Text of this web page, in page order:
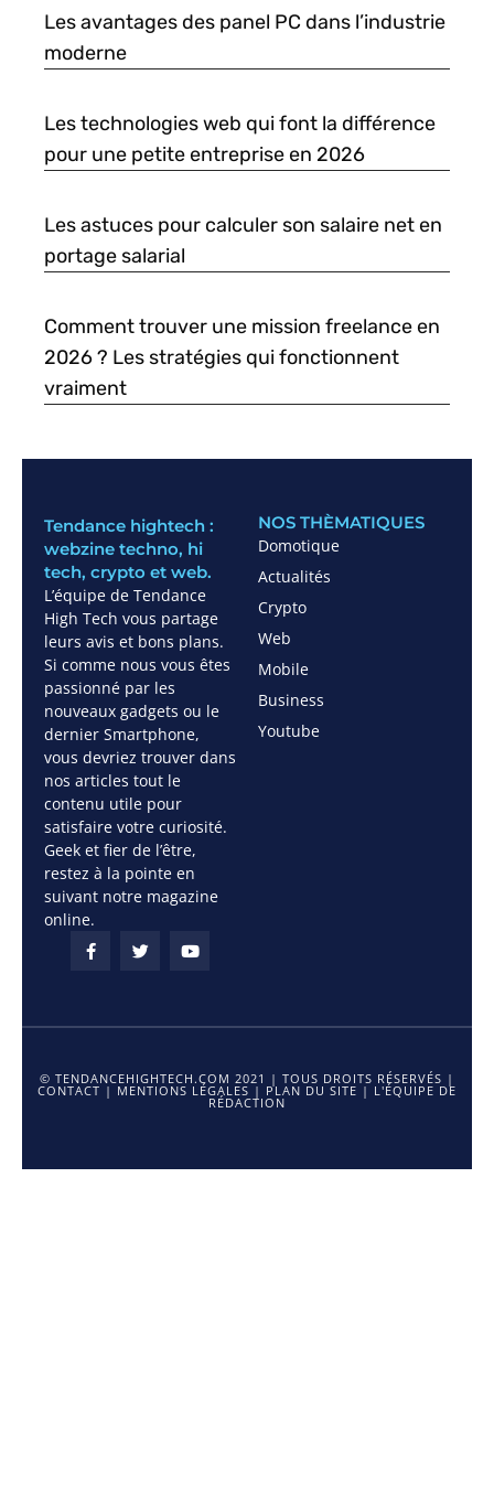
Les avantages des panel PC dans l’industrie
moderne
Les technologies web qui font la différence
pour une petite entreprise en 2026
Les astuces pour calculer son salaire net en
portage salarial
Comment trouver une mission freelance en
2026 ? Les stratégies qui fonctionnent
vraiment
Tendance hightech :
webzine techno, hi
tech, crypto et web.
L’équipe de Tendance
High Tech vous partage
leurs avis et bons plans.
Si comme nous vous êtes
passionné par les
nouveaux gadgets ou le
dernier Smartphone,
vous devriez trouver dans
nos articles tout le
contenu utile pour
satisfaire votre curiosité.
Geek et fier de l’être,
restez à la pointe en
suivant notre magazine
online.
NOS THÈMATIQUES
Domotique
Actualités
Crypto
Web
Mobile
Business
Youtube
© TENDANCEHIGHTECH.COM 2021 | TOUS DROITS RÉSERVÉS |
CONTACT | MENTIONS LÉGALES | PLAN DU SITE | L'ÉQUIPE DE
RÉDACTION